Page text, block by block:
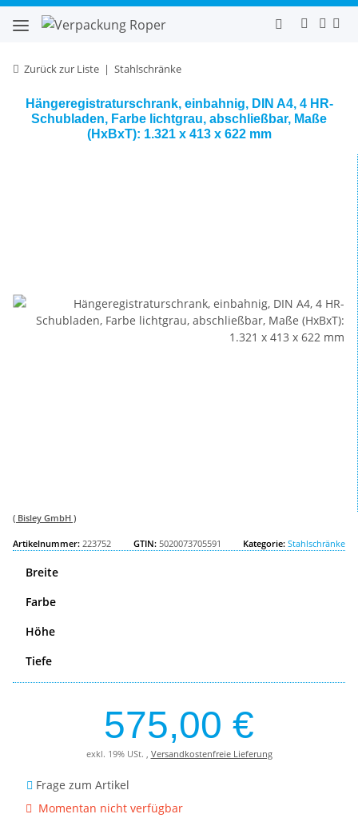
Zurück zur Liste Stahlschränke
Hängeregistraturschrank, einbahnig, DIN A4, 4 HR-
Schubladen, Farbe lichtgrau, abschließbar, Maße
(HxBxT): 1.321 x 413 x 622 mm
( Bisley GmbH )
Artikelnummer: 223752 GTIN: 5020073705591 Kategorie: Stahlschränke
Breite
Farbe
Höhe
Tiefe
575,00 €
exkl. 19% USt. , Versandkostenfreie Lieferung
Frage zum Artikel
Momentan nicht verfügbar